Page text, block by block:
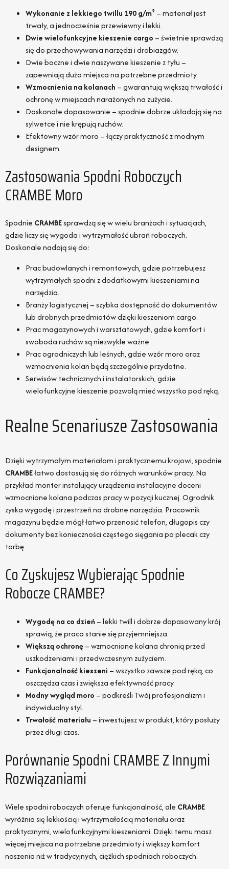
Wykonanie z lekkiego twillu 190 g/m² – materiał jest
trwały, a jednocześnie przewiewny i lekki.
Dwie wielofunkcyjne kieszenie cargo – świetnie sprawdzą
się do przechowywania narzędzi i drobiazgów.
Dwie boczne i dwie naszywane kieszenie z tyłu –
zapewniają dużo miejsca na potrzebne przedmioty.
Wzmocnienia na kolanach – gwarantują większą trwałość i
ochronę w miejscach narażonych na zużycie.
Doskonałe dopasowanie – spodnie dobrze układają się na
sylwetce i nie krępują ruchów.
Efektowny wzór moro – łączy praktyczność z modnym
designem.
Zastosowania Spodni Roboczych
CRAMBE Moro
Spodnie CRAMBEsprawdzą się w wielu branżach i sytuacjach,
gdzie liczy się wygoda i wytrzymałość ubrań roboczych.
Doskonale nadają się do:
Prac budowlanych i remontowych, gdzie potrzebujesz
wytrzymałych spodni z dodatkowymi kieszeniami na
narzędzia.
Branży logistycznej – szybka dostępność do dokumentów
lub drobnych przedmiotów dzięki kieszeniom cargo.
Prac magazynowych i warsztatowych, gdzie komfort i
swoboda ruchów są niezwykle ważne.
Prac ogrodniczych lub leśnych, gdzie wzór moro oraz
wzmocnienia kolan będą szczególnie przydatne.
Serwisów technicznych i instalatorskich, gdzie
wielofunkcyjne kieszenie pozwolą mieć wszystko pod ręką.
Realne Scenariusze Zastosowania
Dzięki wytrzymałym materiałom i praktycznemu krojowi, spodnie
CRAMBEłatwo dostosują się do różnych warunków pracy. Na
przykład monter instalujący urządzenia instalacyjne doceni
wzmocnione kolana podczas pracy w pozycji kucznej. Ogrodnik
zyska wygodę i przestrzeń na drobne narzędzia. Pracownik
magazynu będzie mógł łatwo przenosić telefon, długopis czy
dokumenty bez konieczności częstego sięgania po plecak czy
torbę.
Co Zyskujesz Wybierając Spodnie
Robocze CRAMBE?
Wygodę na co dzień– lekki twill i dobrze dopasowany krój
sprawią, że praca stanie się przyjemniejsza.
Większą ochronę– wzmocnione kolana chronią przed
uszkodzeniami i przedwczesnym zużyciem.
Funkcjonalność kieszeni – wszystko zawsze pod ręką, co
oszczędza czas i zwiększa efektywność pracy.
Modny wygląd moro – podkreśli Twój profesjonalizm i
indywidualny styl.
Trwałość materiału – inwestujesz w produkt, który posłuży
przez długi czas.
Porównanie Spodni CRAMBE Z Innymi
Rozwiązaniami
Wiele spodni roboczych oferuje funkcjonalność, ale CRAMBE
wyróżnia się lekkością i wytrzymałością materiału oraz
praktycznymi, wielofunkcyjnymi kieszeniami. Dzięki temu masz
więcej miejsca na potrzebne przedmioty i większy komfort
noszenia niż w tradycyjnych, ciężkich spodniach roboczych.